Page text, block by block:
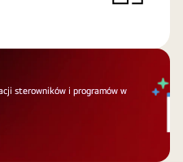
sterowników i programów w